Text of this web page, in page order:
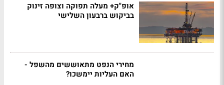
אופ"ק+ מעלה תפוקה וצופה זינוק
בביקוש ברבעון השלישי
מחירי הנפט מתאוששים מהשפל -
האם העליות יימשכו?